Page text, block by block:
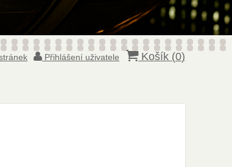
Přihlášení uživatele Košík (0)